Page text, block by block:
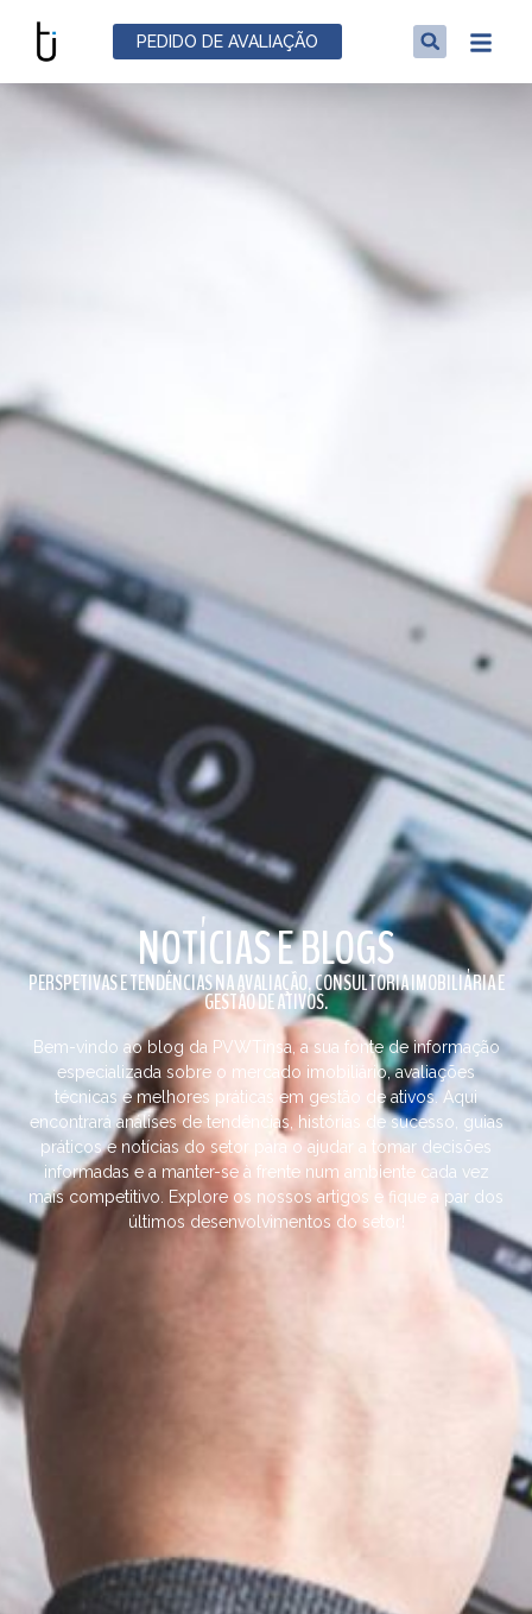
PEDIDO DE AVALIAÇÃO
NOTÍCIAS E BLOGS
PERSPETIVAS E TENDÊNCIAS NA AVALIAÇÃO, CONSULTORIA IMOBILIÁRIA E
GESTÃO DE ATIVOS.
Bem-vindo ao blog da PVWTinsa, a sua fonte de informação
especializada sobre o mercado imobiliário, avaliações
técnicas e melhores práticas em gestão de ativos. Aqui
encontrará análises de tendências, histórias de sucesso, guias
práticos e notícias do setor para o ajudar a tomar decisões
informadas e a manter-se à frente num ambiente cada vez
mais competitivo. Explore os nossos artigos e fique a par dos
últimos desenvolvimentos do setor!